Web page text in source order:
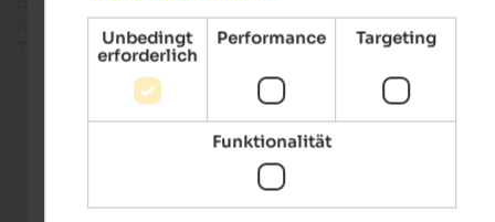
Pfarrkirche von Riffian
Die Pfarrkirche ist schon von weitem sichtbar.
Internet Consulting - Patrick Kammerlander
Riffian sowie dieErdpyramidenund das kleine
Traktormuseumbeim Ungericht Hof im Nachbardorf
Unbedingt
erforderlich
Performance Targeting
Funktionalität